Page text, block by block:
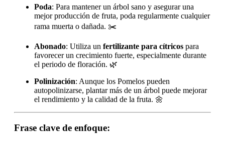
Poda: Para mantener un árbol sano y asegurar una
mejor producción de fruta, poda regularmente cualquier
rama muerta o dañada. ✂️
Abonado: Utiliza un fertilizante para cítricos para
favorecer un crecimiento fuerte, especialmente durante
el periodo de floración. 🌿
Polinización: Aunque los Pomelos pueden
autopolinizarse, plantar más de un árbol puede mejorar
el rendimiento y la calidad de la fruta. 🌼
Frase clave de enfoque: